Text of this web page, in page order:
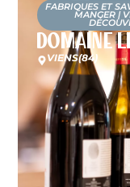
FABRIQUES ET
MANGER |
Domaine
VIENS(84)